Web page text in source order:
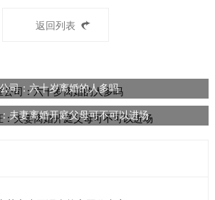
返回列表
司：六十岁离婚的人多吗
夫妻离婚开庭父母可不可以进场